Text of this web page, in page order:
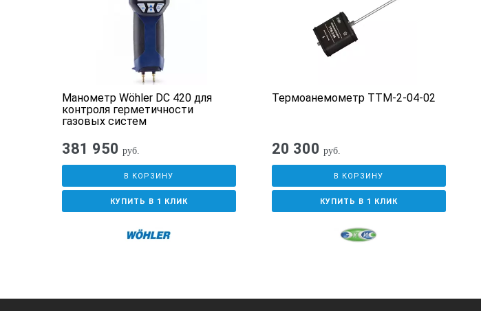
Манометр Wöhler DC 420 для
контроля герметичности
газовых систем
381 950 руб.
В КОРЗИНУ
КУПИТЬ В 1 КЛИК
Термоанемометр ТТМ-2-04-02
20 300 руб.
В КОРЗИНУ
КУПИТЬ В 1 КЛИК